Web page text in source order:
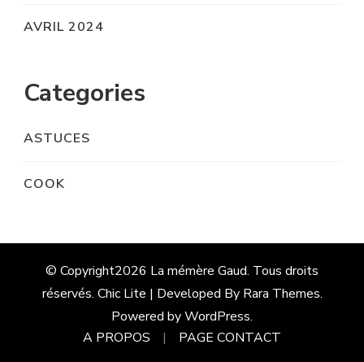
AVRIL 2024
Categories
ASTUCES
COOK
© Copyright2026 La mémère Gaud. Tous droits
réservés. Chic Lite | Developed By Rara Themes.
Powered byWordPress.
A PROPOS
PAGE CONTACT